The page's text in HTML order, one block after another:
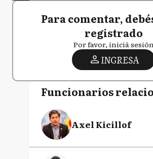
Para comentar,
registrado
Por favor, iniciá sesión
INGRESA
Funcionarios
Axel Kicillof